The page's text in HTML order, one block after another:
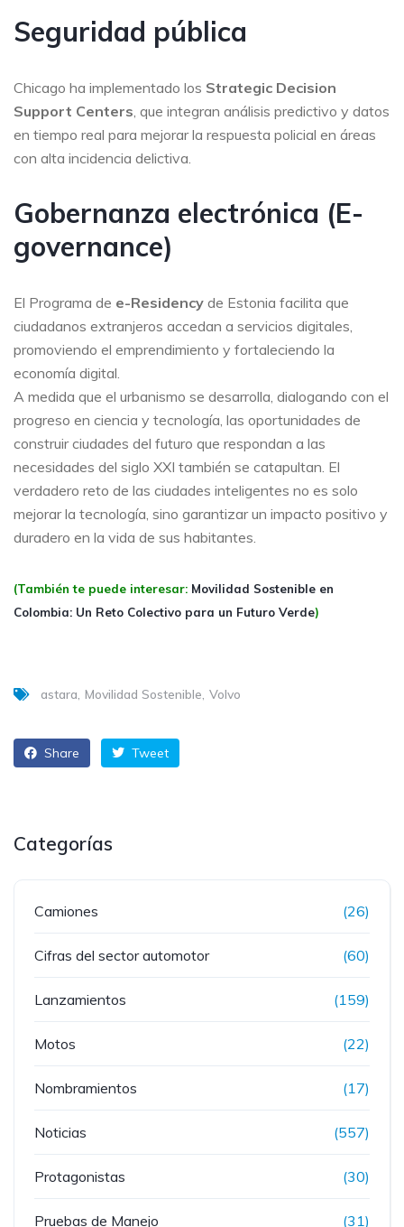
Seguridad pública
Chicago ha implementado los Strategic Decision
Support Centers, que integran análisis predictivo y datos
en tiempo real para mejorar la respuesta policial en áreas
con alta incidencia delictiva.
Gobernanza electrónica (E-
governance)
El Programa de e-Residency de Estonia facilita que
ciudadanos extranjeros accedan a servicios digitales,
promoviendo el emprendimiento y fortaleciendo la
economía digital.
A medida que el urbanismo se desarrolla, dialogando con el
progreso en ciencia y tecnología, las oportunidades de
construir ciudades del futuro que respondan a las
necesidades del siglo XXI también se catapultan. El
verdadero reto de las ciudades inteligentes no es solo
mejorar la tecnología, sino garantizar un impacto positivo y
duradero en la vida de sus habitantes.
(También te puede interesar: Movilidad Sostenible en
Colombia: Un Reto Colectivo para un Futuro Verde)
astara Movilidad Sostenible Volvo
Share Tweet
Categorías
Camiones (26)
Cifras del sector automotor (60)
Lanzamientos (159)
Motos (22)
Nombramientos (17)
Noticias (557)
Protagonistas (30)
Pruebas de Manejo (31)